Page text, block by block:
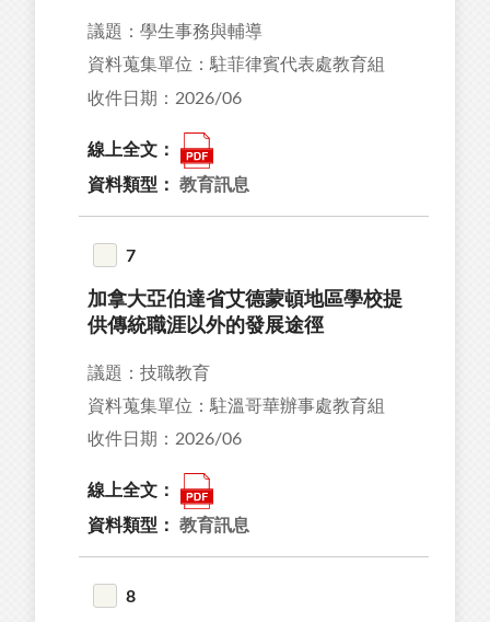
議題：學生事務與輔導
資料蒐集單位：駐菲律賓代表處教育組
收件日期：2026/06
線上全文：
資料類型： 教育訊息
7
加拿大亞伯達省艾德蒙頓地區學校提
供傳統職涯以外的發展途徑
議題：技職教育
資料蒐集單位：駐溫哥華辦事處教育組
收件日期：2026/06
線上全文：
資料類型： 教育訊息
8